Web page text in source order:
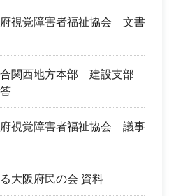
視覚障害者福祉協会 文書
合関西地方本部 建設支部
視覚障害者福祉協会 議事
大阪府民の会 資料